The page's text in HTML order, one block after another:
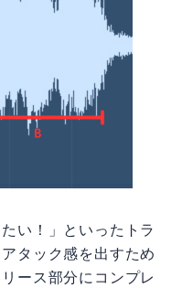
い！」といったトラ
タック感を出すため
ース部分にコンプレ